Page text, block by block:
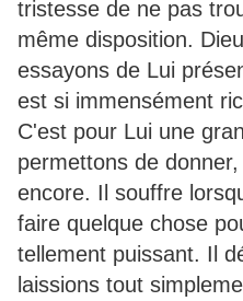
tristesse de ne pas
même disposition.
essayons de Lui
est si immensément
C'est pour Lui une
permettons de
encore. Il souffre
faire quelque chose
tellement puissant. Il
laissions tout